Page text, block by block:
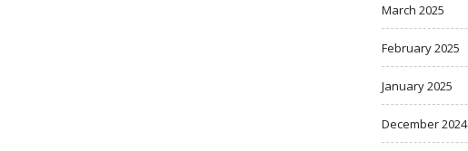
March 2025
February 2025
January 2025
December 2024